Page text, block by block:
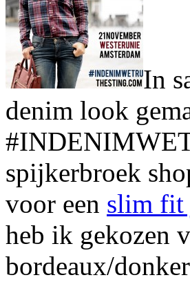
In
denim look
spijkerbroek
voor een slim fit
heb ik gekozen
bordeaux/